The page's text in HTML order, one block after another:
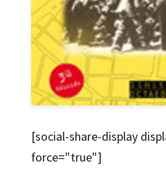
[social-share-display
force="true"]